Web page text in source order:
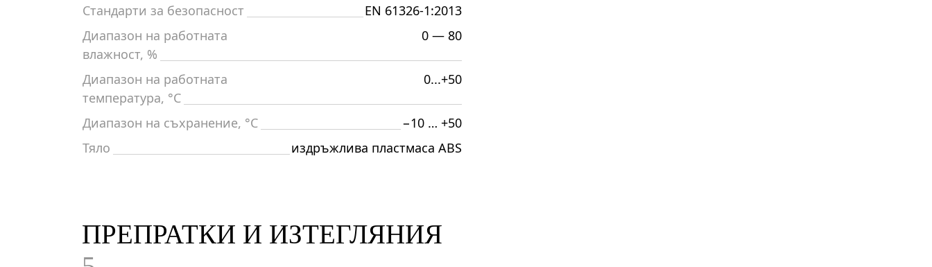
Стандарти за безопасност
EN 61326-1:2013
Диапазон на работната
влажност, %
0 — 80
Диапазон на работната
температура, °C
0...+50
Диапазон на съхранение, °C
−10 … +50
Тяло
издръжлива пластмаса ABS
ПРЕПРАТКИ И ИЗТЕГЛЯНИЯ